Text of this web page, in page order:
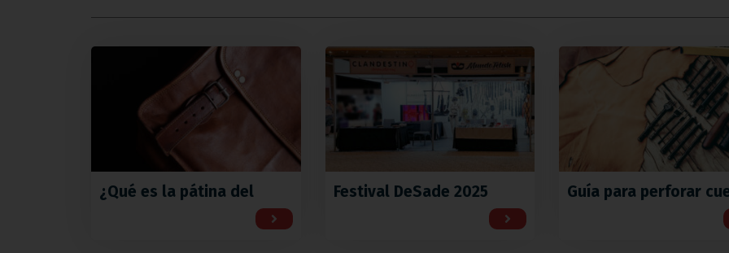
¿Qué es la pátina del Festival DeSade 2025 Guía para perforar